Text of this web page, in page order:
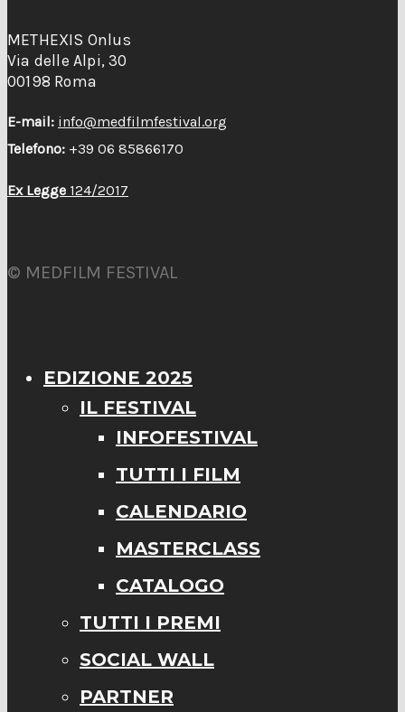
METHEXIS Onlus
Via delle Alpi, 30
00198 Roma
E-mail: info@medfilmfestival.org
Telefono: +39 06 85866170
Ex Legge 124/2017
© MEDFILM FESTIVAL
EDIZIONE 2025
IL FESTIVAL
INFOFESTIVAL
TUTTI I FILM
CALENDARIO
MASTERCLASS
CATALOGO
TUTTI I PREMI
SOCIAL WALL
PARTNER